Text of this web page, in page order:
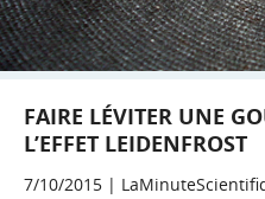
FAIRE LÉVITER UNE
L’EFFET LEIDENFROST
7/10/2015 |